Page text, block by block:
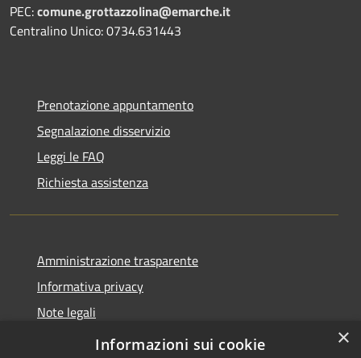
PEC:comune.grottazzolina@emarche.it
Centralino Unico: 0734.631443
Prenotazione appuntamento
Segnalazione disservizio
Leggi le FAQ
Richiesta assistenza
Amministrazione trasparente
Informativa privacy
Note legali
Dichiarazione di accessibilità
×
Informazioni sui cookie